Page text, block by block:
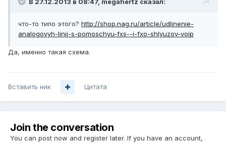
В 27.12.2013 в 08:47, megahertz сказал:
что-то типо этого? http://shop.nag.ru/article/udlinenie-
analogovyh-linij-s-pomoschyu-fxs--i-fxo-shlyuzov-voip
Да, именно такая схема.
Вставить ник Цитата
Join the conversation
You can post now and register later. If you have an account,